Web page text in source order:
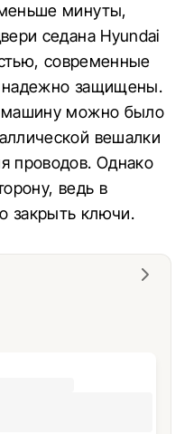
минуты,
седана Hyundai
современные
надежно защищены.
машину можно было
вешалки
проводов. Однако
ведь в
закрыть ключи.